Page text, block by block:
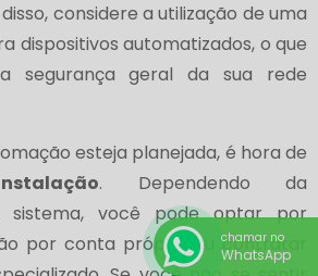
considere a utilização de uma
dispositivos automatizados, o que
segurança geral da sua rede
esteja planejada, é hora de
. Dependendo da
sistema, você pode optar por
por conta própria ou contratar
chamar no
WhatsApp